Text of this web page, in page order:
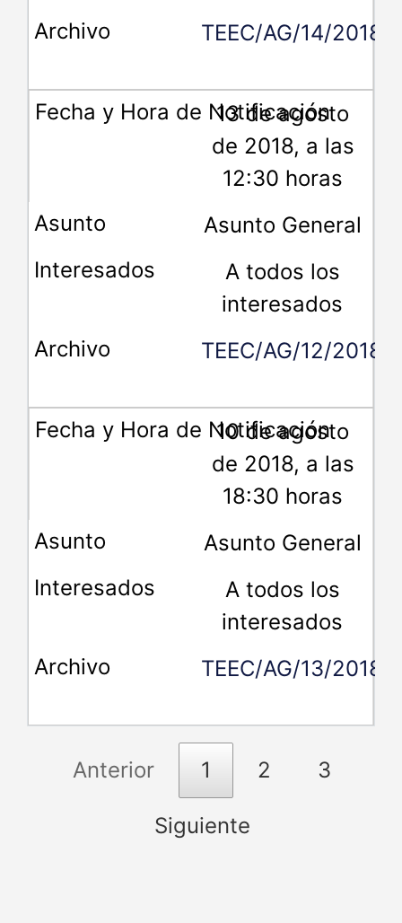
TEEC/AG/14/2018
13 de agosto
de 2018, a las
12:30 horas
Asunto General
A todos los
interesados
TEEC/AG/12/2018
10 de agosto
de 2018, a las
18:30 horas
Asunto General
A todos los
interesados
TEEC/AG/13/2018
Anterior 1 2 3
Siguiente